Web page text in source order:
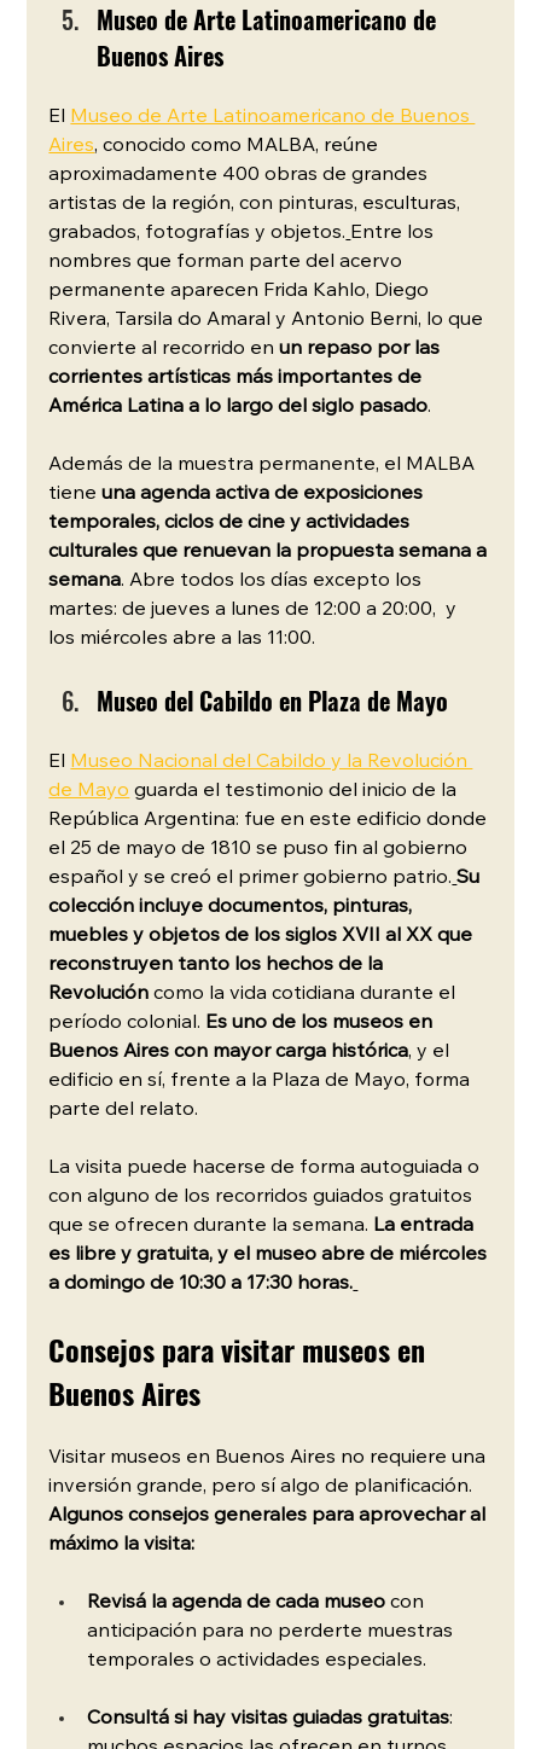
Museo de Arte Latinoamericano de
Buenos Aires
El Museo de Arte Latinoamericano de Buenos
Aires, conocido como MALBA, reúne
aproximadamente 400 obras de grandes
artistas de la región, con pinturas, esculturas,
grabados, fotografías y objetos. Entre los
nombres que forman parte del acervo
permanente aparecen Frida Kahlo, Diego
Rivera, Tarsila do Amaral y Antonio Berni, lo que
convierte al recorrido en un repaso por las
corrientes artísticas más importantes de
América Latina a lo largo del siglo pasado.
Además de la muestra permanente, el MALBA
tiene una agenda activa de exposiciones
temporales, ciclos de cine y actividades
culturales que renuevan la propuesta semana a
semana. Abre todos los días excepto los
martes: de jueves a lunes de 12:00 a 20:00,  y
los miércoles abre a las 11:00.
Museo del Cabildo en Plaza de Mayo
El Museo Nacional del Cabildo y la Revolución
de Mayo guarda el testimonio del inicio de la
República Argentina: fue en este edificio donde
el 25 de mayo de 1810 se puso fin al gobierno
español y se creó el primer gobierno patrio. Su
colección incluye documentos, pinturas,
muebles y objetos de los siglos XVII al XX que
reconstruyen tanto los hechos de la
Revolución como la vida cotidiana durante el
período colonial. Es uno de los museos en
Buenos Aires con mayor carga histórica, y el
edificio en sí, frente a la Plaza de Mayo, forma
parte del relato.
La visita puede hacerse de forma autoguiada o
con alguno de los recorridos guiados gratuitos
que se ofrecen durante la semana. La entrada
es libre y gratuita, y el museo abre de miércoles
a domingo de 10:30 a 17:30 horas.
Consejos para visitar museos en
Buenos Aires
Visitar museos en Buenos Aires no requiere una
inversión grande, pero sí algo de planificación.
Algunos consejos generales para aprovechar al
máximo la visita:
Revisá la agenda de cada museo con
anticipación para no perderte muestras
temporales o actividades especiales.
Consultá si hay visitas guiadas gratuitas: